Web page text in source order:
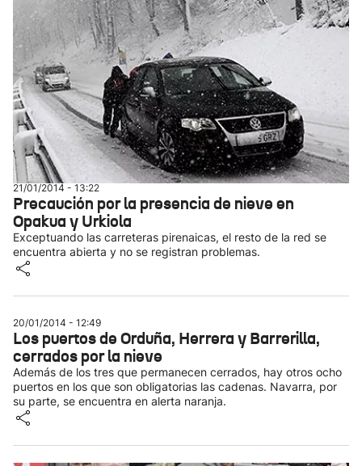
21/01/2014 - 13:22
Precaución por la presencia de nieve en
Opakua y Urkiola
Exceptuando las carreteras pirenaicas, el resto de la red se
encuentra abierta y no se registran problemas.
20/01/2014 - 12:49
Los puertos de Orduña, Herrera y Barrerilla,
cerrados por la nieve
Además de los tres que permanecen cerrados, hay otros ocho
puertos en los que son obligatorias las cadenas. Navarra, por
su parte, se encuentra en alerta naranja.